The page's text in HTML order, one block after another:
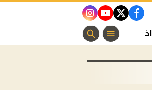
facebook
twitter
youtube
instagram
اخبار الفن منوعات مسيحية